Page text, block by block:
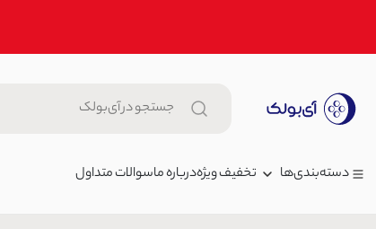
دسته‌بندی‌ها تخفیف ویژهدرباره ماسوالات متداول